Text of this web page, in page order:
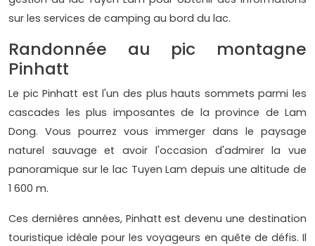
sur les services de camping au bord du lac.
Randonnée au pic montagne
Pinhatt
Le pic Pinhatt est l'un des plus hauts sommets parmi les
cascades les plus imposantes de la province de Lam
Dong. Vous pourrez vous immerger dans le paysage
naturel sauvage et avoir l'occasion d'admirer la vue
panoramique sur le lac Tuyen Lam depuis une altitude de
1 600 m.
Ces dernières années, Pinhatt est devenu une destination
touristique idéale pour les voyageurs en quête de défis. Il